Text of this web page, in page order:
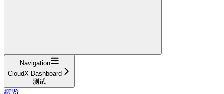
Navigation
CloudX Dashboard
测试